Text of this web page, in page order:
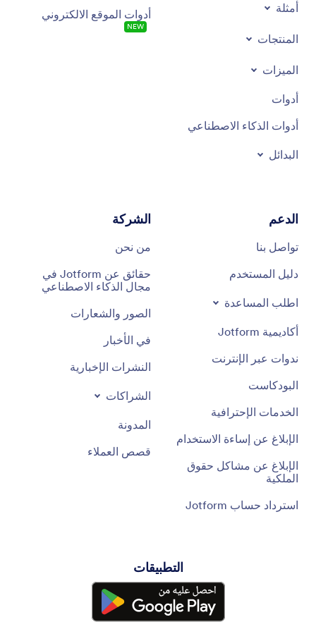
أمثلة
المنتجات
الميزات
أدوات
أدوات الذكاء الاصطناعي
البدائل
أدوات الموقع الالكتروني
NEW
الدعم
تواصل بنا
دليل المستخدم
اطلب المساعدة
أكاديمية Jotform
ندوات عبر الإنترنت
البودكاست
الخدمات الإحترافية
الإبلاغ عن إساءة الاستخدام
الإبلاغ عن مشاكل حقوق
الملكية
استرداد حساب Jotform
الشركة
من نحن
حقائق عن Jotform في
مجال الذكاء الاصطناعي
الصور والشعارات
في الأخبار
النشرات الإخبارية
الشراكات
المدونة
قصص العملاء
التطبيقات